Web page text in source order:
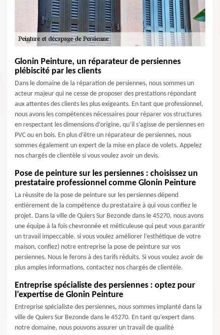
Glonin Peinture, un réparateur de persiennes
plébiscité par les clients
Dans le domaine de la réparation de persiennes, nous sommes un
acteur majeur qui ne cesse de proposer des prestations répondant
aux attentes des clients les plus exigeants. En tant que professionnel,
nous avons les compétences nécessaires pour réparer vos structures
en respectant les dimensions d’origine, qu’il s’agisse de persiennes en
PVC ou en bois. En plus d’être un réparateur de persiennes, nous
sommes également un expert de la mise en place de volets. Appelez
nos chargés de clientèle si vous voulez avoir un devis.
Pose de peinture sur les persiennes : choisissez un
prestataire professionnel comme Glonin Peinture
La réussite de la pose de peinture sur les persiennes dépend
entièrement de la compétence du prestataire à qui vous confiez le
projet. Dans la ville de Quiers Sur Bezonde dans le 45270, nous avons
une équipe à la fois chevronnée et méticuleuse qui peut vous garantir
un travail impeccable. si vous voulez améliorer l’esthétique de votre
maison, confiez) notre entreprise la pose de peinture sur vos
persiennes. Nous le ferons à des tarifs réduits. Si vous voulez avoir de
plus amples informations, contactez nos chargés de clientèle.
Entreprise spécialiste des persiennes : optez pour
l’expertise de Glonin Peinture
Entreprise spécialiste des persiennes, nous sommes implanté dans la
ville de Quiers Sur Bezonde dans le 45270. En tant qu’expert dans
notre domaine, nous pouvons assurer un travail de qualité